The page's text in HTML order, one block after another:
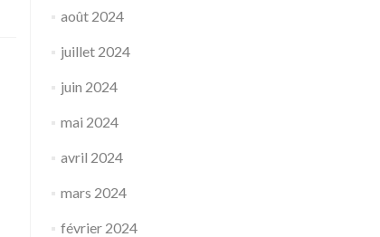
août 2024
juillet 2024
juin 2024
mai 2024
avril 2024
mars 2024
février 2024